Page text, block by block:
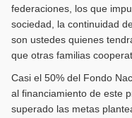
federaciones, los que
sociedad, la continuidad
son ustedes quienes
que otras familias
Casi el 50% del Fondo
al financiamiento de este
superado las metas